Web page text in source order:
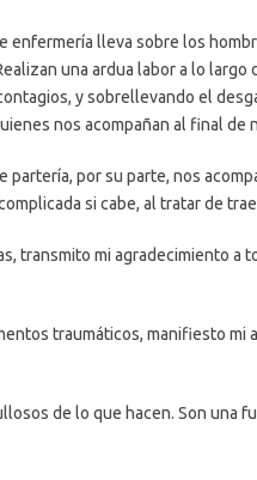
lleva sobre los
una ardua labor a lo
y sobrellevando el
nos acompañan al final de
por su parte, nos
si cabe, al tratar de
mi agradecimiento a
traumáticos, manifiesto mi
de lo que hacen. Son una